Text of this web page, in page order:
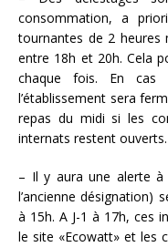
consommation, a
tournantes de 2 heures
entre 18h et 20h. Cela
chaque fois. En cas
l’établissement sera
repas du midi si les
internats restent ouverts.
– Il y aura une alerte à
l’ancienne désignation)
à 15h. A J-1 à 17h, ces
le site «Ecowatt» et les